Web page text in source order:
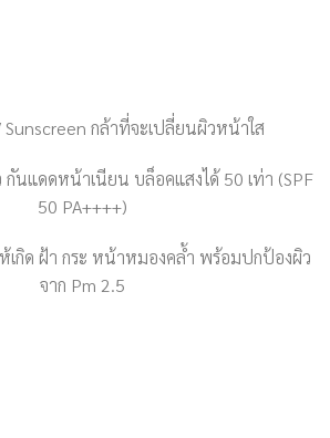
Sunscreen กล้าที่จะเปลี่ยนผิวหน้าใส
กันแดดหน้าเนียน บล็อคแสงได้ 50 เท่า (SPF
50 PA++++)
เกิด ฝ้า กระ หน้าหมองคล้ำ พร้อมปกป้องผิว
จาก Pm 2.5